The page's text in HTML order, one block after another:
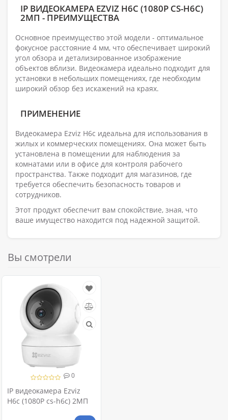
IP ВИДЕОКАМЕРА EZVIZ H6C (1080P CS-H6C)
2МП - ПРЕИМУЩЕСТВА
Основное преимущество этой модели - оптимальное
фокусное расстояние 4 мм, что обеспечивает широкий
угол обзора и детализированное изображение
объектов вблизи. Видеокамера идеально подходит для
установки в небольших помещениях, где необходим
широкий обзор без искажений на краях.
ПРИМЕНЕНИЕ
Видеокамера Ezviz H6c идеальна для использования в
жилых и коммерческих помещениях. Она может быть
установлена в помещении для наблюдения за
комнатами или в офисе для контроля рабочего
пространства. Также подходит для магазинов, где
требуется обеспечить безопасность товаров и
сотрудников.
Этот продукт обеспечит вам спокойствие, зная, что
ваше имущество находится под надежной защитой.
Вы смотрели
0
IP видеокамера Ezviz
H6c (1080P cs-h6c) 2МП